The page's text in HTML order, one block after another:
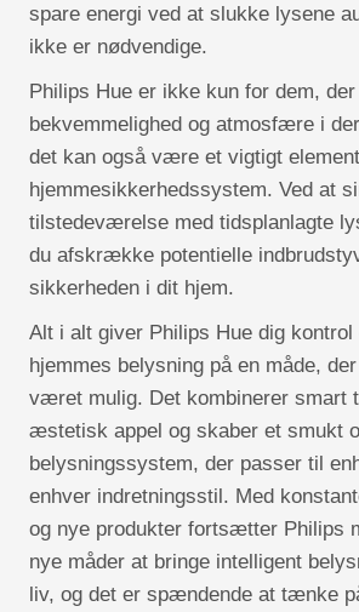
spare energi ved at slukke lysene
ikke er nødvendige.
Philips Hue er ikke kun for dem,
bekvemmelighed og atmosfære i
det kan også være et vigtigt
hjemmesikkerhedssystem. Ved at
tilstedeværelse med tidsplanlagte
du afskrække potentielle
sikkerheden i dit hjem.
Alt i alt giver Philips Hue dig kontrol
hjemmes belysning på en måde,
været mulig. Det kombinerer smart
æstetisk appel og skaber et smukt
belysningssystem, der passer til
enhver indretningsstil. Med
og nye produkter fortsætter Philips
nye måder at bringe intelligent
liv, og det er spændende at tænke